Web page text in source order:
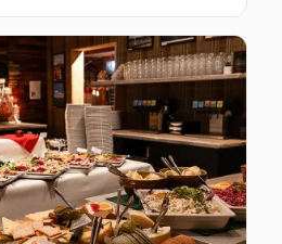
julbord är en hyllning till
med allt från sill och
och söta avslutningar.
och allt serveras i vår
andas julens magi. Vad är
mat kombinerad med en
bjuder på underhållning
ny nivå. Det blir skratt, musik
kommer att glömma. I
utöver det vanliga.